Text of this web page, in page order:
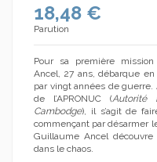
18,48 €
Parution
Pour sa première
Ancel, 27 ans, débarque
par vingt années de guerre.
de l’APRONUC (Autorité
Cambodge), il s’agit de
commençant par désarmer
Guillaume Ancel
dans le chaos.